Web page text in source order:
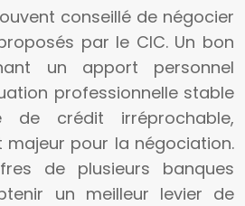
conseillé de négocier
par le CIC. Un bon
un apport personnel
professionnelle stable
de crédit irréprochable,
pour la négociation.
de plusieurs banques
un meilleur levier de